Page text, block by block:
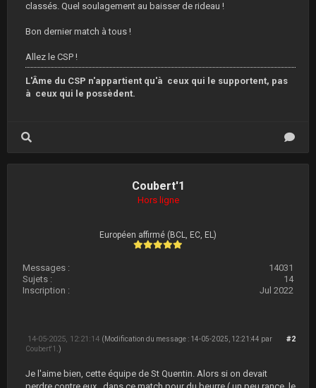
classés. Quel soulagement au baisser de rideau !
Bon dernier match à tous !
Allez le CSP !
L'Âme du CSP n'appartient qu'à ceux qui le supportent, pas
à ceux qui le possèdent.
Coubert'1
Hors ligne
Européen affirmé (BCL, EC, EL)
Messages :
14031
Sujets :
14
Inscription :
Jul 2022
#2
14-05-2025, 12:21:14 (Modification du message : 14-05-2025, 12:21:44 par
Coubert'1
.)
Je l'aime bien, cette équipe de St Quentin. Alors si on devait